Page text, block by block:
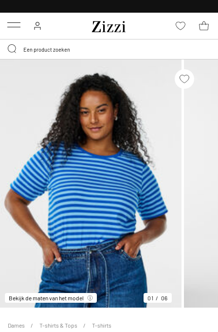
Menu
Bekijk de maten van het model 01 06
Dames T-shirts & Tops T-shirts